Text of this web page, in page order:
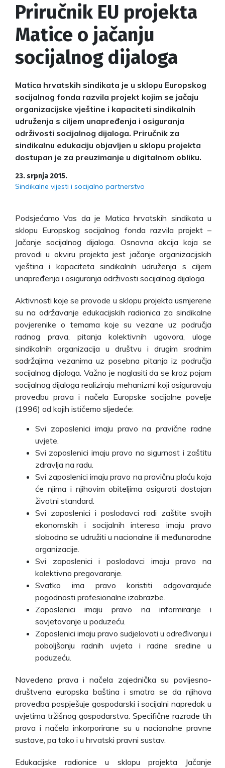
Priručnik EU projekta
Matice o jačanju
socijalnog dijaloga
Matica hrvatskih sindikata je u sklopu Europskog
socijalnog fonda razvila projekt kojim se jačaju
organizacijske vještine i kapaciteti sindikalnih
udruženja s ciljem unapređenja i osiguranja
održivosti socijalnog dijaloga. Priručnik za
sindikalnu edukaciju objavljen u sklopu projekta
dostupan je za preuzimanje u digitalnom obliku.
23. srpnja 2015.
Sindikalne vijesti i socijalno partnerstvo
Podsjećamo Vas da je Matica hrvatskih sindikata u
sklopu Europskog socijalnog fonda razvila projekt –
Jačanje socijalnog dijaloga. Osnovna akcija koja se
provodi u okviru projekta jest jačanje organizacijskih
vještina i kapaciteta sindikalnih udruženja s ciljem
unapređenja i osiguranja održivosti socijalnog dijaloga.
Aktivnosti koje se provode u sklopu projekta usmjerene
su na održavanje edukacijskih radionica za sindikalne
povjerenike o temama koje su vezane uz područja
radnog prava, pitanja kolektivnih ugovora, uloge
sindikalnih organizacija u društvu i drugim srodnim
sadržajima vezanima uz posebna pitanja iz područja
socijalnog dijaloga. Važno je naglasiti da se kroz pojam
socijalnog dijaloga realiziraju mehanizmi koji osiguravaju
provedbu prava i načela Europske socijalne povelje
(1996) od kojih ističemo sljedeće:
Svi zaposlenici imaju pravo na pravične radne
uvjete.
Svi zaposlenici imaju pravo na sigurnost i zaštitu
zdravlja na radu.
Svi zaposlenici imaju pravo na pravičnu plaću koja
će njima i njihovim obiteljima osigurati dostojan
životni standard.
Svi zaposlenici i poslodavci radi zaštite svojih
ekonomskih i socijalnih interesa imaju pravo
slobodno se udružiti u nacionalne ili međunarodne
organizacije.
Svi zaposlenici i poslodavci imaju pravo na
kolektivno pregovaranje.
Svatko ima pravo koristiti odgovarajuće
pogodnosti profesionalne izobrazbe.
Zaposlenici imaju pravo na informiranje i
savjetovanje u poduzeću.
Zaposlenici imaju pravo sudjelovati u određivanju i
poboljšanju radnih uvjeta i radne sredine u
poduzeću.
Navedena prava i načela zajednička su povijesno-
društvena europska baština i smatra se da njihova
provedba pospješuje gospodarski i socijalni napredak u
uvjetima tržišnog gospodarstva. Specifične razrade tih
prava i načela inkorporirane su u nacionalne pravne
sustave, pa tako i u hrvatski pravni sustav.
Edukacijske radionice u sklopu projekta Jačanje